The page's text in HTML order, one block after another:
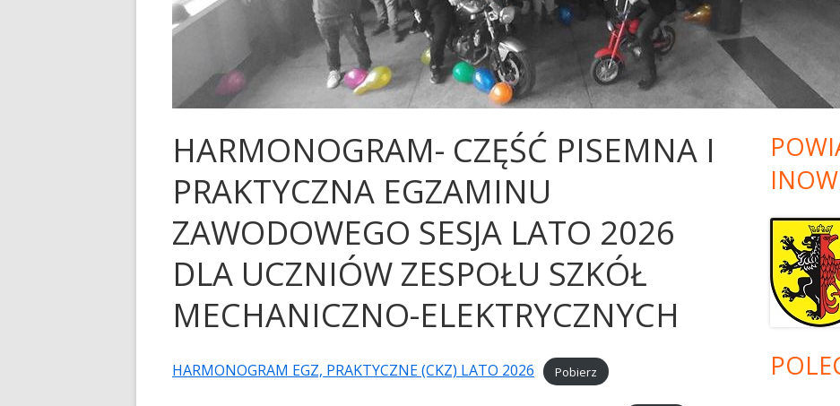
SAMORZĄD SZKOLNY
RODO
EGZAMINY ZAWODOWE
DEKLARACJE!
HARMONOGRAM- CZĘŚĆ
PRAKTYCZNA EGZAMINU
ZAWODOWEGO SESJA LATO
DLA UCZNIÓW ZESPOŁU
PODRĘCZNIKI NA ROK SZKOLNY
2026/2027
KALENDARZ ROKU SZKOLNEGO
2025/2026
UBEZPIECZENIE NA ROK SZKOLNY
2025/2026
PRAWO JAZDY
DOKUMENTY DO POBRANIA
ZAPRASZAMY DO MECHANA!!!
TWOJA DROGA DO SZKOŁY
PONADGIMNAZJALNEJ I
PONADPODSTAWOWEJ – FILM
HARMONOGRAM- CZĘŚĆ PISEMNA I
PRAKTYCZNA EGZAMINU
ZAWODOWEGO SESJA LATO 2026
DLA UCZNIÓW ZESPOŁU SZKÓŁ
MECHANICZNO-ELEKTRYCZNYCH
HARMONOGRAM EGZ, PRAKTYCZNE (CKZ) LATO 2026 Pobierz